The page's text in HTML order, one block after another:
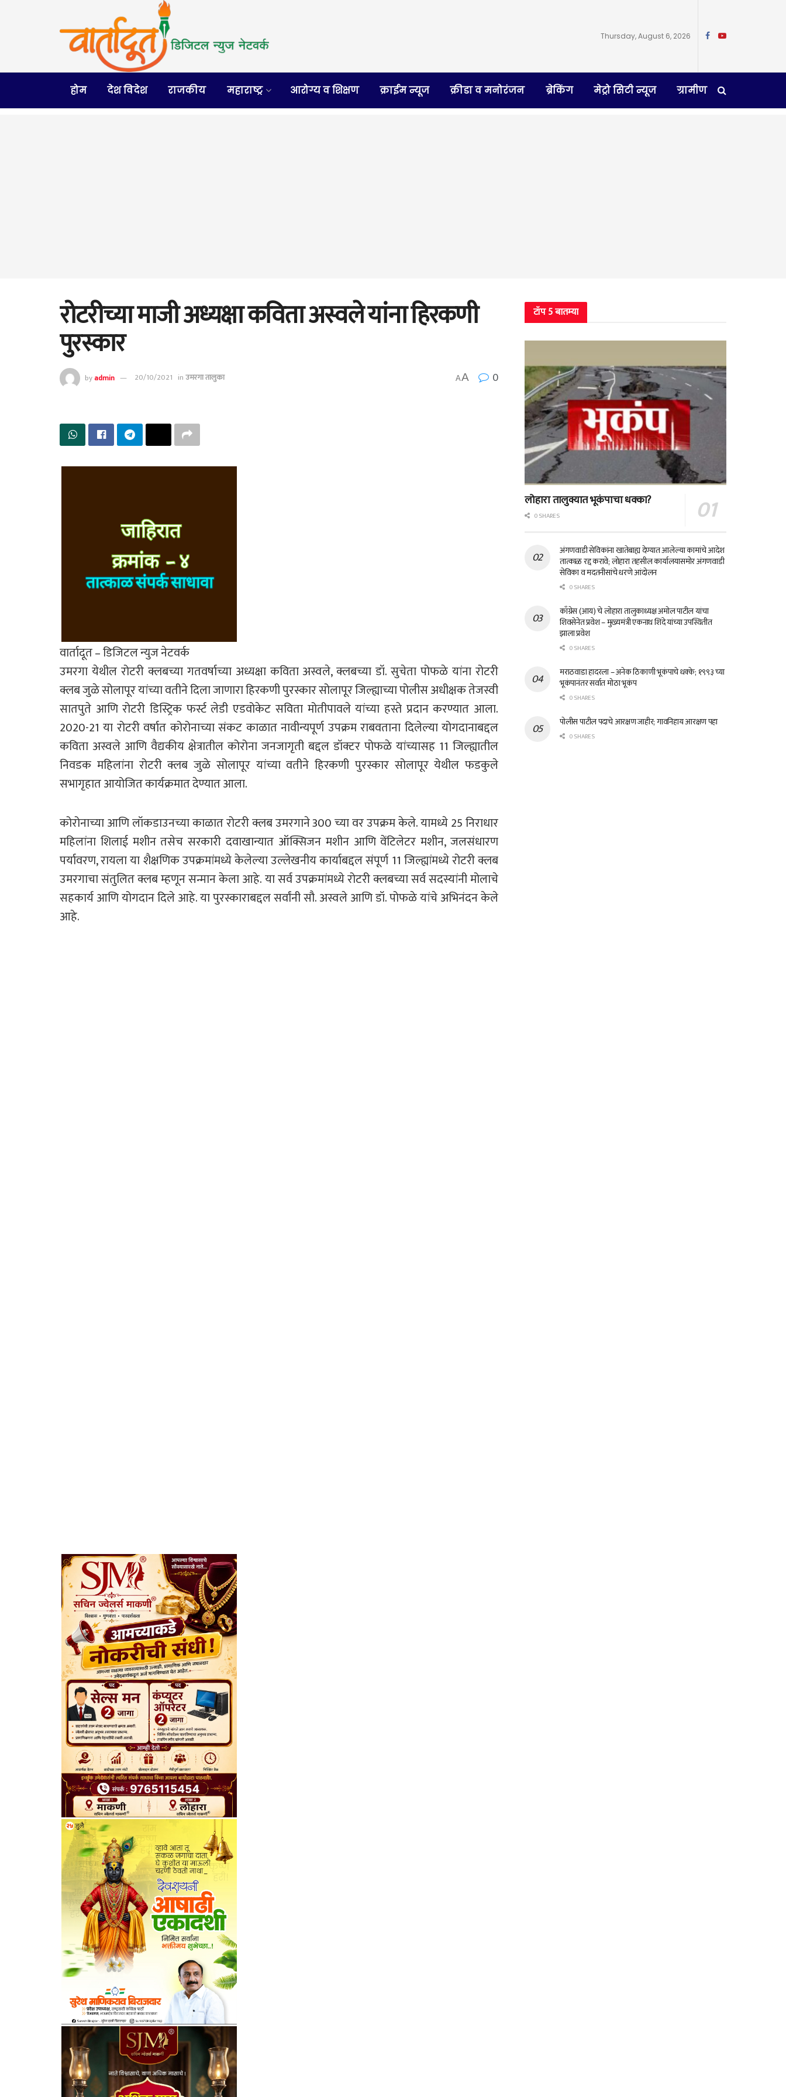
Thursday, August 6, 2026
होम देश विदेश राजकीय महाराष्ट्र आरोग्य व शिक्षण क्राईम न्यूज क्रीडा व मनोरंजन ब्रेकिंग मेट्रो सिटी न्यूज ग्रामीण
रोटरीच्या माजी अध्यक्षा कविता अस्वले यांना हिरकणी
पुरस्कार
byadmin 20/10/2021 inउमरगा तालुका AA 0
वार्तादूत – डिजिटल न्युज नेटवर्क
उमरगा येथील रोटरी क्लबच्या गतवर्षाच्या अध्यक्षा कविता अस्वले, क्लबच्या डॉ. सुचेता पोफळे यांना रोटरी
क्लब जुळे सोलापूर यांच्या वतीने दिला जाणारा हिरकणी पुरस्कार सोलापूर जिल्ह्याच्या पोलीस अधीक्षक तेजस्वी
सातपुते आणि रोटरी डिस्ट्रिक फर्स्ट लेडी एडवोकेट सविता मोतीपावले यांच्या हस्ते प्रदान करण्यात आला.
2020-21 या रोटरी वर्षात कोरोनाच्या संकट काळात नावीन्यपूर्ण उपक्रम राबवताना दिलेल्या योगदानाबद्दल
कविता अस्वले आणि वैद्यकीय क्षेत्रातील कोरोना जनजागृती बद्दल डॉक्टर पोफळे यांच्यासह 11 जिल्ह्यातील
निवडक महिलांना रोटरी क्लब जुळे सोलापूर यांच्या वतीने हिरकणी पुरस्कार सोलापूर येथील फडकुले
सभागृहात आयोजित कार्यक्रमात देण्यात आला.
कोरोनाच्या आणि लॉकडाउनच्या काळात रोटरी क्लब उमरगाने 300 च्या वर उपक्रम केले. यामध्ये 25 निराधार
महिलांना शिलाई मशीन तसेच सरकारी दवाखान्यात ऑक्सिजन मशीन आणि वेंटिलेटर मशीन, जलसंधारण
पर्यावरण, रायला या शैक्षणिक उपक्रमांमध्ये केलेल्या उल्लेखनीय कार्याबद्दल संपूर्ण 11 जिल्ह्यांमध्ये रोटरी क्लब
उमरगाचा संतुलित क्लब म्हणून सन्मान केला आहे. या सर्व उपक्रमांमध्ये रोटरी क्लबच्या सर्व सदस्यांनी मोलाचे
सहकार्य आणि योगदान दिले आहे. या पुरस्काराबद्दल सर्वांनी सौ. अस्वले आणि डॉ. पोफळे यांचे अभिनंदन केले
आहे.
टॉप 5 बातम्या
लोहारा तालुक्यात भूकंपाचा धक्का?
0 SHARES
अंगणवाडी सेविकांना खातेबाह्य देण्यात आलेल्या कामांचे आदेश
तात्काळ रद्द करावे; लोहारा तहसील कार्यालयासमोर अंगणवाडी
सेविका व मदतनीसांचे धरणे आंदोलन
0 SHARES
काँग्रेस (आय) चे लोहारा तालुकाध्यक्ष अमोल पाटील यांचा
शिवसेनेत प्रवेश – मुख्यमंत्री एकनाथ शिंदे यांच्या उपस्थितीत
झाला प्रवेश
0 SHARES
मराठवाडा हादरला – अनेक ठिकाणी भूकंपाचे धक्के; १९९३ च्या
भूकंपानंतर सर्वात मोठा भूकंप
0 SHARES
पोलीस पाटील पदाचे आरक्षण जाहीर; गावनिहाय आरक्षण पहा
0 SHARES